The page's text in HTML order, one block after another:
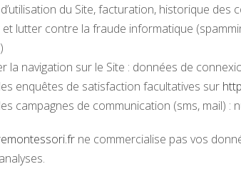
du Site, facturation, historique des
lutter contre la fraude informatique
la navigation sur le Site : données de
enquêtes de satisfaction facultatives sur
campagnes de communication (sms, mail) :
ne commercialise pas vos